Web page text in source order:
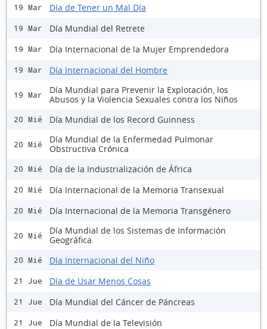
19 Mar Día de Tener un Mal Día
19 Mar Día Mundial del Retrete
19 Mar Día Internacional de la Mujer Emprendedora
19 Mar Día Internacional del Hombre
19 Mar
Día Mundial para Prevenir la Explotación, los
Abusos y la Violencia Sexuales contra los Niños
20 Mié Día Mundial de los Record Guinness
20 Mié
Día Mundial de la Enfermedad Pulmonar
Obstructiva Crónica
20 Mié Día de la Industrialización de África
20 Mié Día Internacional de la Memoria Transexual
20 Mié Día Internacional de la Memoria Transgénero
20 Mié
Día Mundial de los Sistemas de Información
Geográfica
20 Mié Día Internacional del Niño
21 Jue Día de Usar Menos Cosas
21 Jue Día Mundial del Cáncer de Páncreas
21 Jue Día Mundial de la Televisión